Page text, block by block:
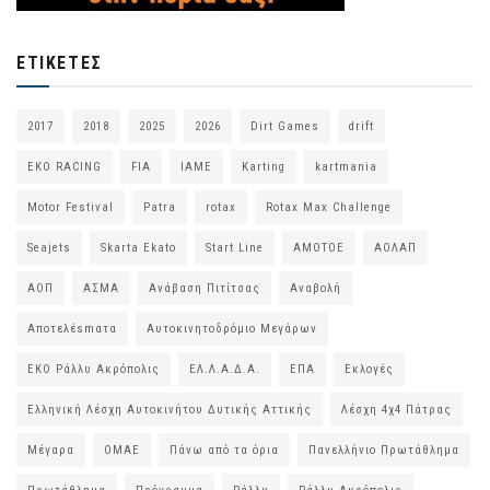
ΕΤΙΚΈΤΕΣ
2017 2018 2025 2026 Dirt Games drift
EKO RACING FIA IAME Karting kartmania
Motor Festival Patra rotax Rotax Max Challenge
Seajets Skarta Ekato Start Line ΑΜΟΤΟΕ ΑΟΛΑΠ
ΑΟΠ ΑΣΜΑ Ανάβαση Πιτίτσας Αναβολή
Αποτελέsmατα Αυτοκινητοδρόμιο Μεγάρων
ΕΚΟ Ράλλυ Ακρόπολις ΕΛ.Λ.Α.Δ.Α. ΕΠΑ Εκλογές
Ελληνική Λέσχη Αυτοκινήτου Δυτικής Αττικής Λέσχη 4χ4 Πάτρας
Μέγαρα ΟΜΑΕ Πάνω από τα όρια Πανελλήνιο Πρωτάθλημα